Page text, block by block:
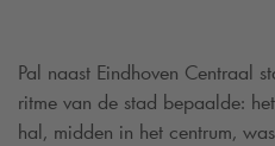
Pal naast Eindhoven Centraal
ritme van de stad bepaalde:
hal, midden in het centrum,